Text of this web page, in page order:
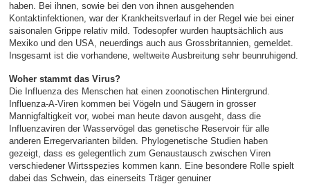
haben. Bei ihnen, sowie bei den von ihnen ausgehenden
Kontaktinfektionen, war der Krankheitsverlauf in der Regel wie bei einer
saisonalen Grippe relativ mild. Todesopfer wurden hauptsächlich aus
Mexiko und den USA, neuerdings auch aus Grossbritannien, gemeldet.
Insgesamt ist die vorhandene, weltweite Ausbreitung sehr beunruhigend.
Woher stammt das Virus?
Die Influenza des Menschen hat einen zoonotischen Hintergrund.
Influenza-A-Viren kommen bei Vögeln und Säugern in grosser
Mannigfaltigkeit vor, wobei man heute davon ausgeht, dass die
Influenzaviren der Wasservögel das genetische Reservoir für alle
anderen Erregervarianten bilden. Phylogenetische Studien haben
gezeigt, dass es gelegentlich zum Genaustausch zwischen Viren
verschiedener Wirtsspezies kommen kann. Eine besondere Rolle spielt
dabei das Schwein, das einerseits Träger genuiner